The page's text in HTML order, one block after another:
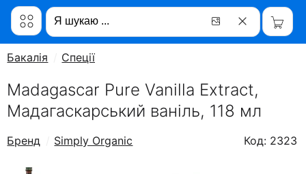
Бакалія Спеції
Madagascar Pure Vanilla Extract,
Мадагаскарський ваніль, 118 мл
Бренд Simply Organic Код: 2323